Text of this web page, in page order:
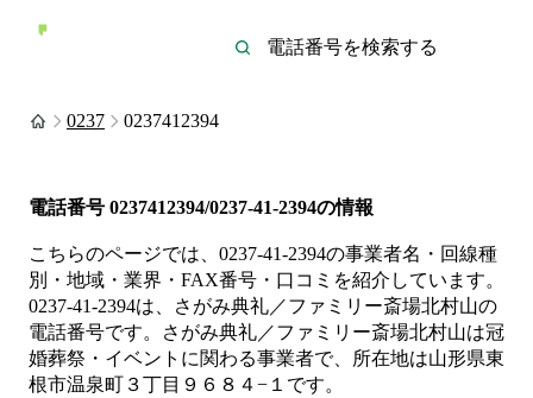
0237 0237412394
電話番号 0237412394/0237-41-2394の情報
こちらのページでは、 0237-41-2394の事業者名・回線種
別・地域・業界・FAX番号・口コミを紹介しています。
0237-41-2394は、 さがみ典礼／ファミリー斎場北村山の
電話番号です。
さがみ典礼／ファミリー斎場北村山は冠
婚葬祭・イベント に関わる事業者で、所在地は山形県東
根市温泉町３丁目９６８４−１ です。